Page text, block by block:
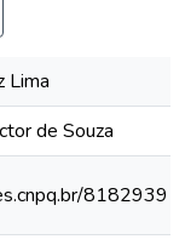
Lima
de Souza